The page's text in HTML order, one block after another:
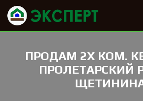
ПРОДАМ 2Х КОМ.
ПРОЛЕТАРСКИЙ